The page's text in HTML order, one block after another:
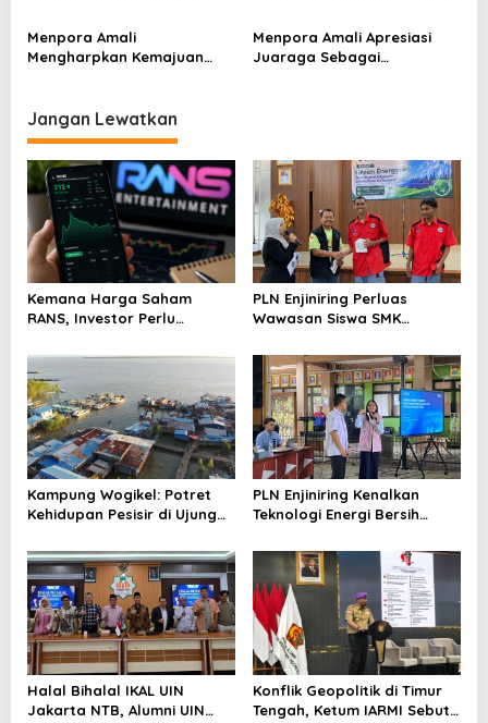
Berjalan dengan Baik
Menpora Amali
Mengharpkan Kemajuan
Menpora Amali Apresiasi
Juaraga Sebagai
Jangan Lewatkan
Kemana Harga Saham
RANS, Investor Perlu
Menghindari Spekulasi
Berlebihan
PLN Enjiniring Perluas
Wawasan Siswa SMK
Perubahan Iklim
Kampung Wogikel: Potret
Kehidupan Pesisir di Ujung
Bertahan di Tengah
Keterbatasan
PLN Enjiniring Kenalkan
Teknologi Energi Bersih
Halal Bihalal IKAL UIN
Jakarta NTB, Alumni UIN
Konflik Geopolitik di Timur
Tengah, Ketum IARMI Sebut